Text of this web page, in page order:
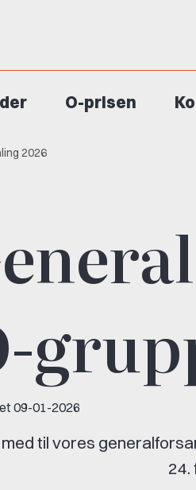
O-prisen
2026
09-01-2026
med til vores
24.